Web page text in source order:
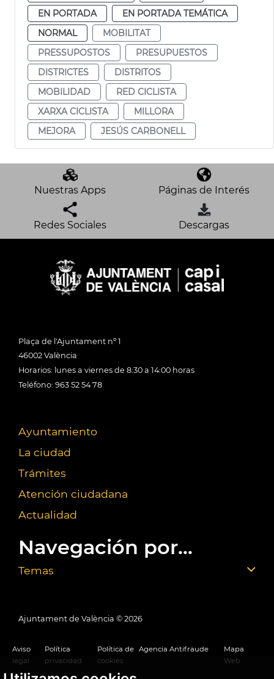
EN PORTADA
EN PORTADA TEMÁTICA
NORMAL
MOBILITAT
PRESSUPOSTOS
PRESUPUESTOS
DISTRICTES
DISTRITOS
MOBILIDAD
RED CICLISTA
XARXA CICLISTA
MILLORA
MEJORA
JESÚS CARBONELL
Nuestras Apps Páginas de Interés
Redes Sociales Descargas
Plaça de l'Ajuntament nº 1
46002 València
Horarios: lunes a viernes de 8:30 a 14:00 horas
Teléfono: 963 52 54 78
Ayuntamiento
La ciudad
Trámites
Atención ciudadana
Actualidad
Navegación por...
Temas
Ajuntament de València © 2026
Aviso
legal
Política
privacidad
Política de
cookies
Agencia Antifraude
Mapa
Web